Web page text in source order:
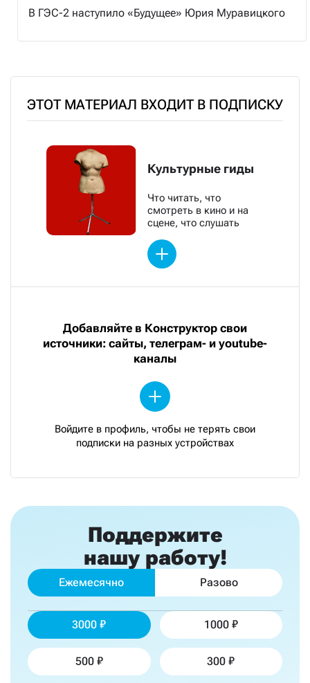
В ГЭС-2 наступило «Будущее» Юрия Муравицкого
ЭТОТ МАТЕРИАЛ ВХОДИТ В ПОДПИСКУ
Культурные гиды
Что читать, что
смотреть в кино и на
сцене, что слушать
Добавляйте в Конструктор свои
источники: сайты, телеграм- и youtube-
каналы
Войдите в профиль, чтобы не терять свои
подписки на разных устройствах
Поддержите
нашу работу!
Ежемесячно Разово
3000 1000
500 300